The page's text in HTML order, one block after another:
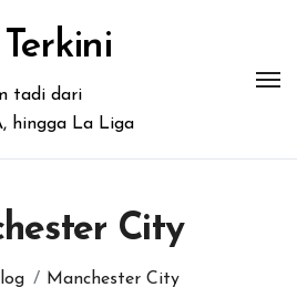
tadi dari
hingga La Liga
City
Manchester City